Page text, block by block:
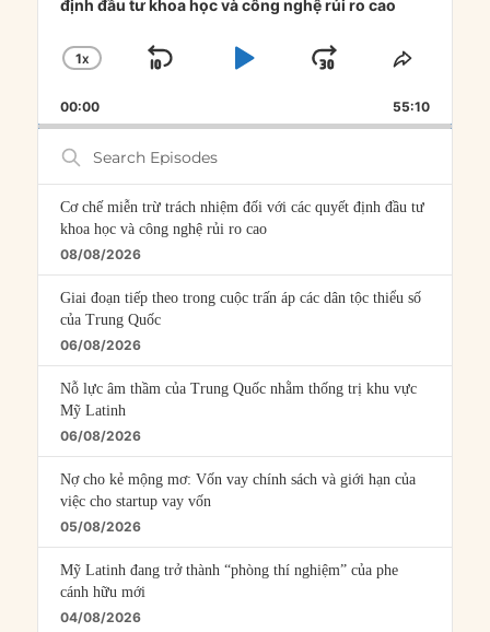
định đầu tư khoa học và công nghệ rủi ro cao
CHANGE
RATE
1X
SKIP
PLAYJUMP
FORWARD
SHARE
00:00 55:10
Search
Episodes
Cơ chế miễn trừ trách nhiệm đối với các quyết định đầu tư
khoa học và công nghệ rủi ro cao
08/08/2026
Giai đoạn tiếp theo trong cuộc trấn áp các dân tộc thiểu số
của Trung Quốc
06/08/2026
Nỗ lực âm thầm của Trung Quốc nhằm thống trị khu vực
Mỹ Latinh
06/08/2026
Nợ cho kẻ mộng mơ: Vốn vay chính sách và giới hạn của
việc cho startup vay vốn
05/08/2026
Mỹ Latinh đang trở thành “phòng thí nghiệm” của phe
cánh hữu mới
04/08/2026